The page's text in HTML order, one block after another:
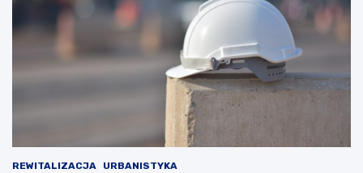
REWITALIZACJA URBANISTYKA